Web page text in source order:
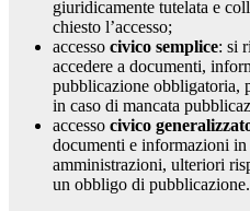
giuridicamente tutelata e
chiesto l’accesso;
accesso civico semplice: si
accedere a documenti,
pubblicazione obbligatoria,
in caso di mancata
accesso civico
documenti e informazioni in
amministrazioni, ulteriori
un obbligo di pubblicazione.